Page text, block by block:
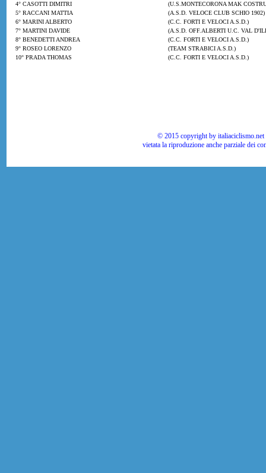
4° CASOTTI DIMITRI
(U.S.MONTECORONA MAK
5° RACCANI MATTIA
(A.S.D. VELOCE CLUB SCHIO 1902)
6° MARINI ALBERTO
(C.C. FORTI E VELOCI A.S.D.)
7° MARTINI DAVIDE
(A.S.D. OFF.ALBERTI U.C. VAL
8° BENEDETTI ANDREA
(C.C. FORTI E VELOCI A.S.D.)
9° ROSEO LORENZO
(TEAM STRABICI A.S.D.)
10° PRADA THOMAS
(C.C. FORTI E VELOCI A.S.D.)
© 2015 copyright by
vietata la riproduzione anche parziale dei